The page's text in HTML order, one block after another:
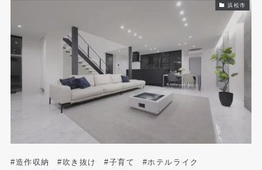
浜松市
#造作収納 #吹き抜け #子育て
#ホテルライク